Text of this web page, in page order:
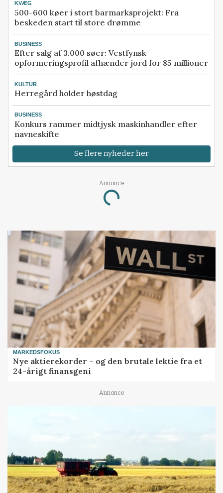
KVÆG
500-600 køer i stort barmarksprojekt: Fra
beskeden start til store drømme
BUSINESS
Efter salg af 3.000 søer: Vestfynsk
opformeringsprofil afhænder jord for 85 millioner
KULTUR
Herregård holder høstdag
BUSINESS
Konkurs rammer midtjysk maskinhandler efter
navneskifte
Se flere nyheder her
Annonce
Loading...
MARKEDSFOKUS
Nye aktierekorder – og den brutale lektie fra et
24-årigt finansgeni
Annonce